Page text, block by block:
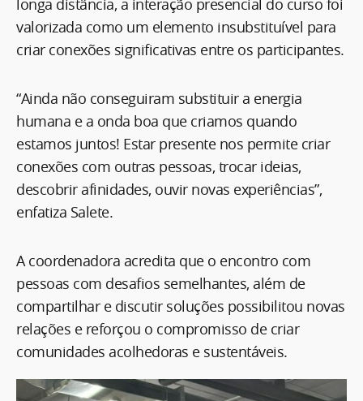
longa distância, a interação presencial do curso foi
valorizada como um elemento insubstituível para
criar conexões significativas entre os participantes.
“Ainda não conseguiram substituir a energia
humana e a onda boa que criamos quando
estamos juntos! Estar presente nos permite criar
conexões com outras pessoas, trocar ideias,
descobrir afinidades, ouvir novas experiências”,
enfatiza Salete.
A coordenadora acredita que o encontro com
pessoas com desafios semelhantes, além de
compartilhar e discutir soluções possibilitou novas
relações e reforçou o compromisso de criar
comunidades acolhedoras e sustentáveis.